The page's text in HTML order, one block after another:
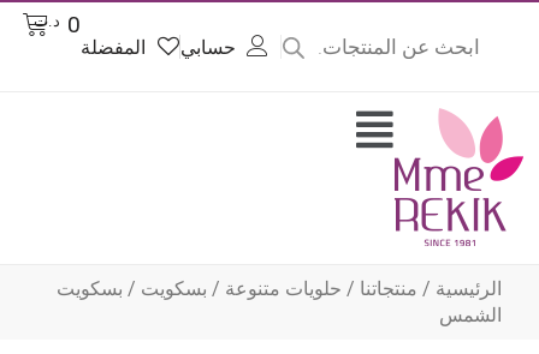
حسابي المفضلة
د.ت
Cart
Flyout
Menu
الرئيسية/منتجاتنا/حلويات متنوعة/بسكويت/ بسكويت
الشمس